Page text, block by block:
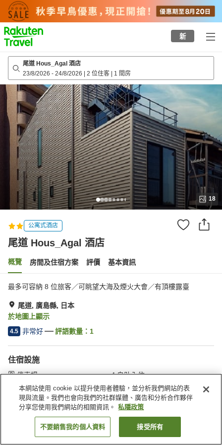
to
top
page
新
尾道 Hous_Agal 酒店
23/8/2026 - 24/8/2026 | 2 位住客 | 1 間房
18
公寓式酒店
尾道 Hous_Agal 酒店
概覽 房間及住宿方案 評價 基本資訊
最多可容納 8 位旅客／可眺望大海及煙火大會／有頂樓露臺
尾道, 廣島縣, 日本
於地圖上顯示
4.5 非常好 評語數量： 1
住宿設施
停車場
自助入住
熨斗
咖啡機
主頁 日本 廣島縣 尾道 尾道 Hous_Agal 酒店
找客房
本網站使用 cookie 以提升使用者體驗，並分析我們網站的表
現與流量。我們也會向我們的社群媒體、廣告和分析合作夥伴
分享您使用我們網站的相關資訊。
私隱政策
不要銷售我的個人資料 接受所有